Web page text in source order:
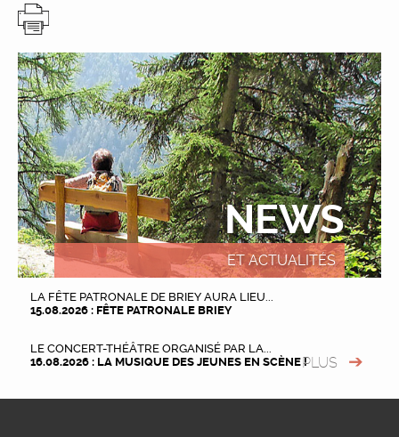
NEWS
ET ACTUALITÉS
LA FÊTE PATRONALE DE BRIEY AURA LIEU...
15.08.2026 : FÊTE PATRONALE BRIEY
LE CONCERT-THÉÂTRE ORGANISÉ PAR LA...
16.08.2026 : LA MUSIQUE DES JEUNES EN SCÈNE !PLUS